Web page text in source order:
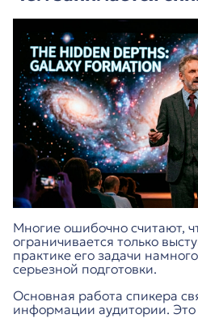
Многие ошибочно считают,
ограничивается только
практике его задачи
серьезной подготовки.
Основная работа спикера
информации аудитории. Это